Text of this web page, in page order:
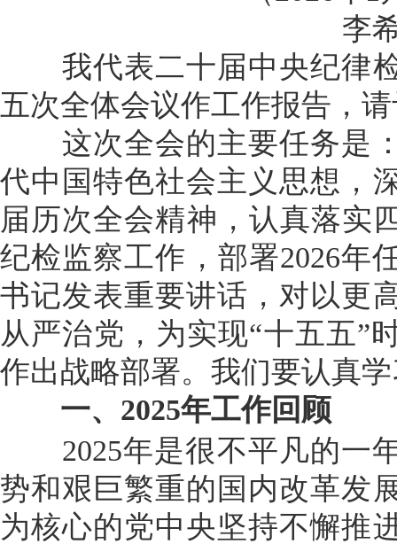
李
我代表二十届中央纪律检
五次全体会议作工作报告，
这次全会的主要任务是：
代中国特色社会主义思想，
届历次全会精神，认真落实
纪检监察工作，部署2026年
书记发表重要讲话，对以更
从严治党，为实现“十五五”
作出战略部署。我们要认真
一、2025年工作回顾
2025年是很不平凡的一
势和艰巨繁重的国内改革发
为核心的党中央坚持不懈推